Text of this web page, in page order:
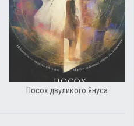
Посох двуликого Януса